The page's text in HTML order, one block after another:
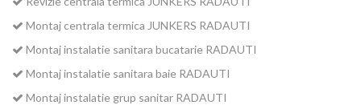
Montaj centrala termica JUNKERS RADAUTI
Montaj instalatie sanitara bucatarie RADAUTI
Montaj instalatie sanitara baie RADAUTI
Montaj instalatie grup sanitar RADAUTI